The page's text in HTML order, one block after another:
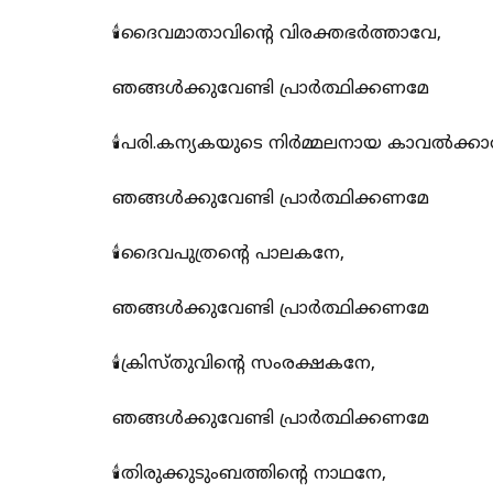
🕯️ദൈവമാതാവിന്റെ വിരക്തഭർത്താവേ,
ഞങ്ങൾക്കുവേണ്ടി പ്രാർത്ഥിക്കണമേ
🕯️പരി.കന്യകയുടെ നിർമ്മലനായ
ഞങ്ങൾക്കുവേണ്ടി പ്രാർത്ഥിക്കണമേ
🕯️ദൈവപുത്രന്റെ പാലകനേ,
ഞങ്ങൾക്കുവേണ്ടി പ്രാർത്ഥിക്കണമേ
🕯️ക്രിസ്തുവിന്റെ സംരക്ഷകനേ,
ഞങ്ങൾക്കുവേണ്ടി പ്രാർത്ഥിക്കണമേ
🕯️തിരുക്കുടുംബത്തിന്റെ നാഥനേ,